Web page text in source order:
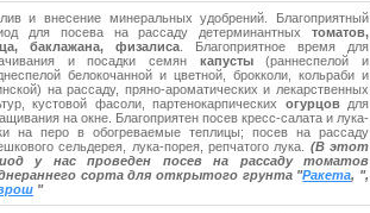
и внесение минеральных удобрений. Благоприятный
для посева на рассаду детерминантных томатов,
баклажана, физалиса . Благоприятное время для
и посадки семян капусты(раннеспелой и
белокочанной и цветной, брокколи, кольраби и
на рассаду, пряно-ароматических и лекарственных
кустовой фасоли, партенокарпических огурцовдля
на окне. Благоприятен посев кресс-салата и лука-
на перо в обогреваемые теплицы; посев на рассаду
сельдерея, лука-порея, репчатого лука. (В этот
у нас проведен посев на рассаду томатов
сорта для открытого грунта "Ракета, ",
"